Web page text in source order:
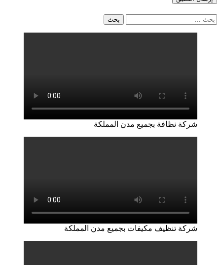
البحث
عن:
شركة نظافة بجميع مدن المملكة
شركة تنظيف مكيفات بجميع مدن المملكة